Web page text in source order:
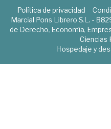
Política de privacidad
Marcial Pons Librero S.L. -
de Derecho, Economía,
Ciencias
Hospedaje y